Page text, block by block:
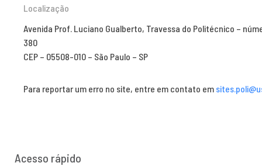
Localização
Avenida Prof. Luciano Gualberto, Travessa do Politécnico –
380
CEP – 05508-010 – São Paulo – SP
Para reportar um erro no site, entre em contato em
Acesso rápido